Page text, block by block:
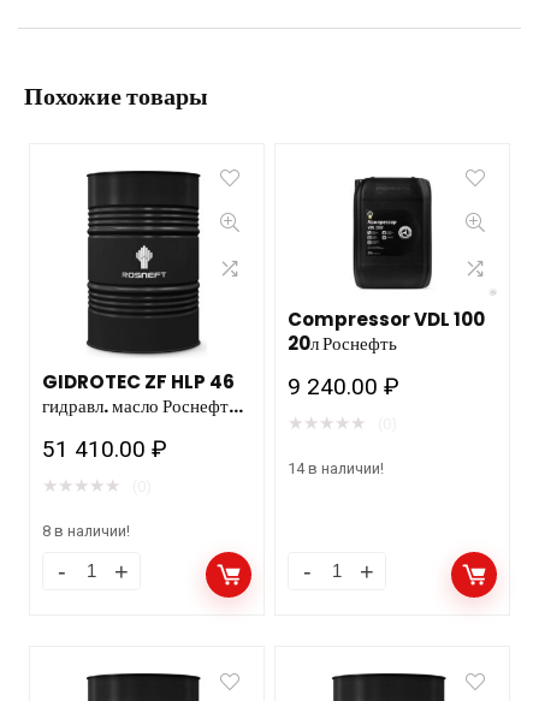
Похожие товары
GIDROTEC ZF HLP 46
гидравл. масло Роснефть
51 410.00₽
★ ★ ★ ★ ★
8 в наличии!
Compressor VDL 100
20л Роснефть
9 240.00₽
★ ★ ★ ★ ★
14 в наличии!